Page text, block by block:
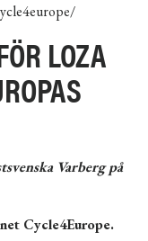
LOZA
Varberg på
Cycle4Europe.